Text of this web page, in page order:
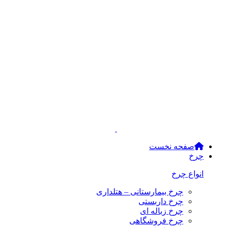
صفحه نخست
چرخ
انواع چرخ
چرخ بیمارستانی – هتلداری
چرخ داربستی
چرخ زباله ای
چرخ فروشگاهی